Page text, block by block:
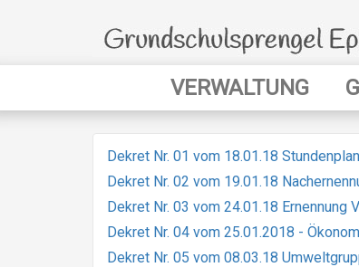
navigationVERWALTUNG
Dekret Nr. 01 vom 18.01.18
Dekret Nr. 02 vom 19.01.18
Dekret Nr. 03 vom 24.01.18 Ernennung
Dekret Nr. 04 vom 25.01.2018 -
Dekret Nr. 05 vom 08.03.18